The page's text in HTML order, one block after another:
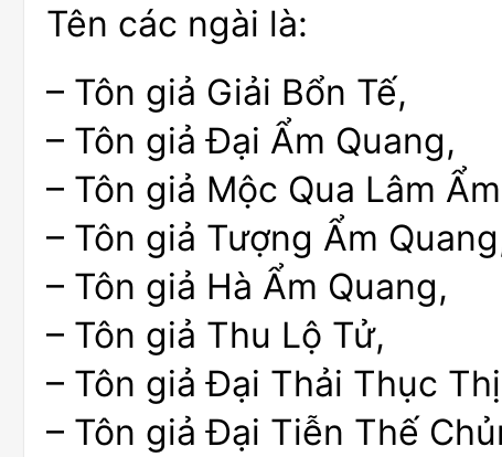
Tên các ngài là:
– Tôn giả Giải Bổn Tế,
– Tôn giả Đại Ẩm Quang,
– Tôn giả Mộc Qua Lâm
– Tôn giả Tượng Ẩm
– Tôn giả Hà Ẩm Quang,
– Tôn giả Thu Lộ Tử,
– Tôn giả Đại Thải Thục
– Tôn giả Đại Tiễn Thế